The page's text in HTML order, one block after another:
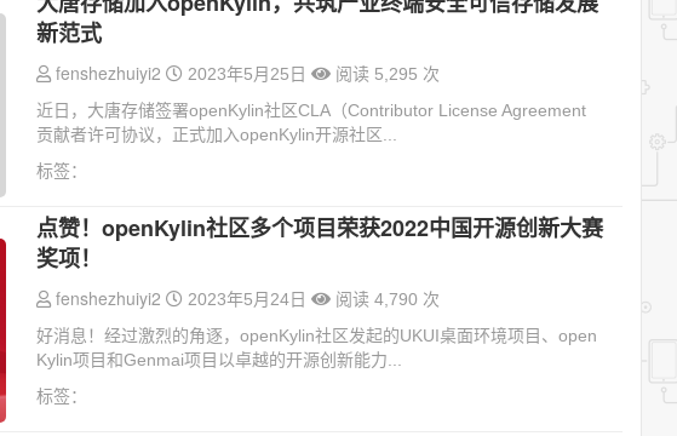
新范式
fenshezhuiyi2 2023年5月25日
阅读 5,295 次
近日，大唐存储签署openKylin社区CLA（Contributor License Agreement
贡献者许可协议，正式加入openKylin开源社区...
标签：
点赞！openKylin社区多个项目荣获2022中国开源创新大赛
奖项！
fenshezhuiyi2 2023年5月24日
阅读 4,790 次
好消息！经过激烈的角逐，openKylin社区发起的UKUI桌面环境项目、open
Kylin项目和Genmai项目以卓越的开源创新能力...
标签：